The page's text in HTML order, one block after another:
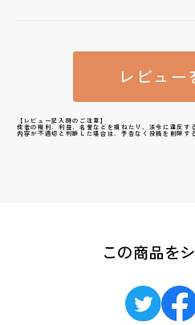
レビュー
【レビュー記入時のご注意】
他者の権利、利益、名誉などを損ねたり、法令に違反す
内容が不適切と判断した場合は、予告なく投稿を削除す
この商品を